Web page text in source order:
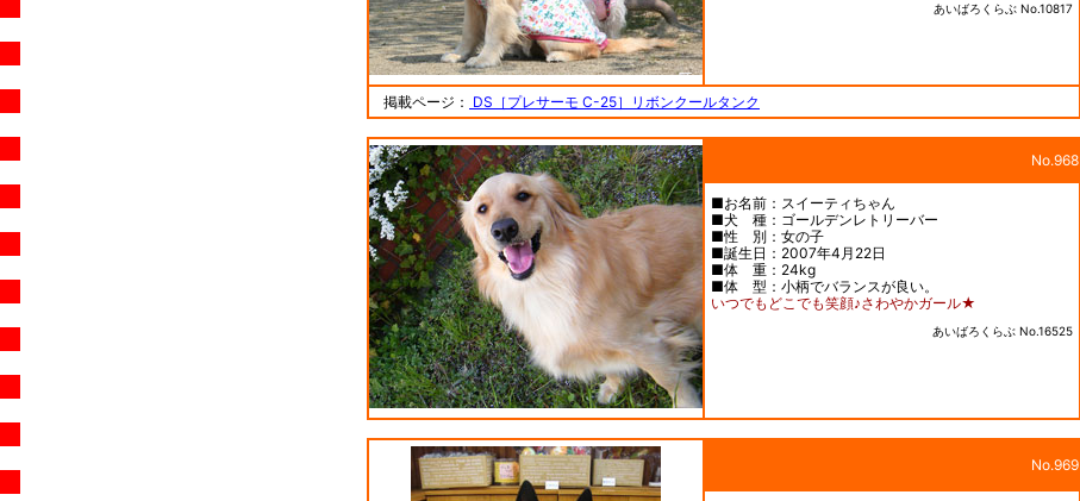
あいばろくらぶ No.10817
掲載ページ： DS［プレサーモ C-25］リボンクールタンク
No.968
■お名前：スイーティちゃん
■犬 種：ゴールデンレトリーバー
■性 別：女の子
■誕生日：2007年4月22日
■体 重：24kg
■体 型：小柄でバランスが良い。
いつでもどこでも笑顔♪さわやかガール★
あいばろくらぶ No.16525
No.969